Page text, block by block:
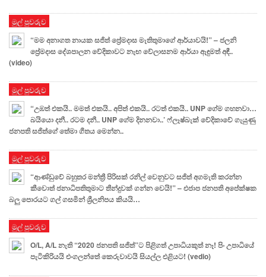
මුල් පුවරුව
“මම අනාගත නායක සජිත් ප්‍රේමදාස මැතිතුමාගේ ආර්යාවයි!” – ජලනි
ප්‍රේමදාස දේශපාලන වේදිකාවට නැඟ වේලාසනම ආර්යා ඇඳුමත් අඳී..
(video)
මුල් පුවරුව
“උඹත් එකයි.. මමත් එකයි.. අපිත් එකයි.. රටත් එකයි.. UNP ගේම ගහනවා…
බයියො දනී.. රටම දනී.. UNP ගේම දිනනවා..’ ෆ්ලෑෂ්බැක් වේදිකාවේ ගැයුණු
ජනපති සජිත්ගේ තේමා ගීතය මෙන්න..
මුල් පුවරුව
“ආණ්ඩුවේ බහුතර මන්ත්‍රී පිරිසක් රනිල් වෙනුවට සජිත් අගමැති කරන්න
කීවොත් ජනාධිපතිතුමාට තීන්දුවක් ගන්න වෙයි!” – එජාප ජනපති අපේක්ෂක
බලු පොරයට ගල් ගසමින් ශ්‍රීලනිපය කියයි…
මුල් පුවරුව
O/L, A/L නැති “2020 ජනපති සජිත්”ට පිළිගත් උපාධියකුත් නෑ! පිං උපාධියේ
පැටිකිරියයි එංගලන්තේ කෙරුවාවයි සියල්ල එළියට! (vedio)